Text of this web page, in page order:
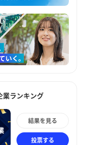
業ランキング
結果を見る
投票する